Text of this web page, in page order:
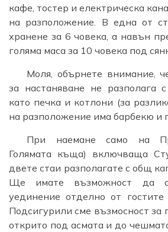
кафе, тостер и електрическа
на разположение. В една от
хранене за 6 човека, а навън
голяма маса за 10 човека под
Моля, обърнете внимание,
за настаняване не разполага
като печка и котлони (за
на разположение има барбекю и
При наемане само на
Голямата къща) включваща
двете стаи разполагате с общ
Ще имате възможност да
уединение отделно от
Подсигурили сме възмосност за
открито под асмата и до